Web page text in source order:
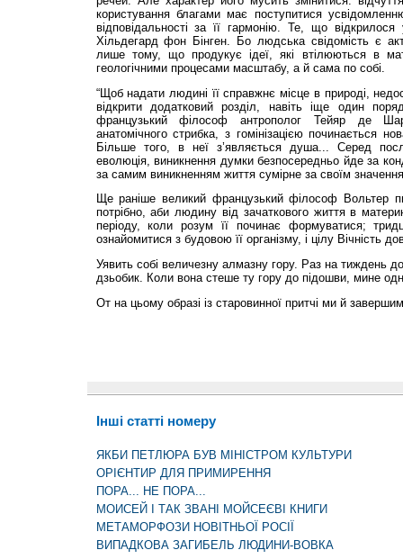
користування благами має поступитися
відповідальності за її гармонію. Те, що
Хільдегард фон Бінген. Бо людська свідомість є
лише тому, що продукує ідеї, які втілюються в
геологічними процесами масштабу, а й сама по собі.
“Щоб надати людині її справжнє місце в природі,
відкрити додатковий розділ, навіть іще один
французький філософ антрополог Тейяр де
анатомічного стрибка, з гомінізацією починається
Більше того, в неї з’являється душа... Серед
еволюція, виникнення думки безпосередньо йде за
за самим виникненням життя сумірне за своїм
Ще раніше великий французький філософ Вольтер
потрібно, аби людину від зачаткового життя в
періоду, коли розум її починає формуватися;
ознайомитися з будовою її організму, і цілу Вічність
Уявить собі величезну алмазну гору. Раз на тиждень
дзьобик. Коли вона стеше ту гору до підошви, мине
От на цьому образі із старовинної притчі ми й
Інші статті номеру
ЯКБИ ПЕТЛЮРА БУВ МІНІСТРОМ КУЛЬТУРИ
ОРІЄНТИР ДЛЯ ПРИМИРЕННЯ
ПОРА... НЕ ПОРА...
МОИСЕЙ І ТАК ЗВАНІ МОЙСЕЄВІ КНИГИ
МЕТАМОРФОЗИ НОВІТНЬОЇ РОСІЇ
ВИПАДКОВА ЗАГИБЕЛЬ ЛЮДИНИ-ВОВКА